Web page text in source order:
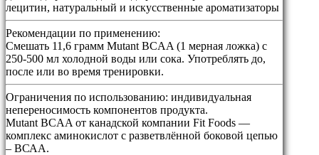
лецитин, натуральный и искусственные ароматизаторы
Рекомендации по применению:
Смешать 11,6 грамм Mutant BCAA (1 мерная ложка) с
250-500 мл холодной воды или сока. Употреблять до,
после или во время тренировки.
Ограничения по использованию: индивидуальная
непереносимость компонентов продукта.
Mutant BCAA от канадской компании Fit Foods —
комплекс аминокислот с разветвлённой боковой цепью
– ВСАА.